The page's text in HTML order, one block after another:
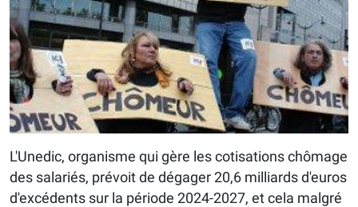
L'Unedic, organisme qui gère les cotisations chômage
des salariés, prévoit de dégager 20,6 milliards d'euros
d'excédents sur la période 2024-2027, et cela malgré